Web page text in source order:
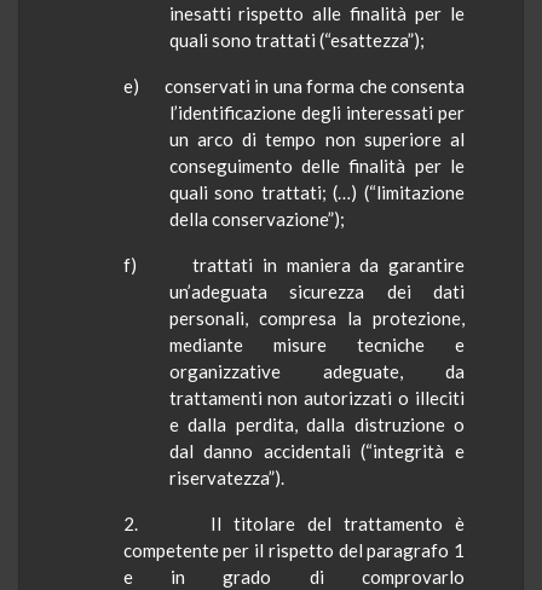
inesatti rispetto alle finalità per le
quali sono trattati (“esattezza”);
e) conservati in una forma che consenta
l’identificazione degli interessati per
un arco di tempo non superiore al
conseguimento delle finalità per le
quali sono trattati; (…) (“limitazione
della conservazione”);
f) trattati in maniera da garantire
un’adeguata sicurezza dei dati
personali, compresa la protezione,
mediante misure tecniche e
organizzative adeguate, da
trattamenti non autorizzati o illeciti
e dalla perdita, dalla distruzione o
dal danno accidentali (“integrità e
riservatezza”).
2. Il titolare del trattamento è
competente per il rispetto del paragrafo 1
e in grado di comprovarlo